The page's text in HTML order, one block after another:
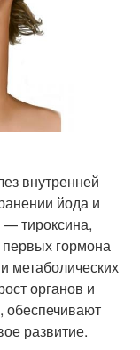
внутренней
йода и
тироксина,
гормона
метаболических
органов и
обеспечивают
развитие.